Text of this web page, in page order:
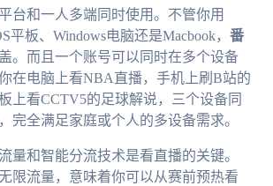
台和一人多端同时使用。不管你用
平板、Windows电脑还是Macbook， 番
。而且一个账号可以同时在多个设备
在电脑上看NBA直播，手机上刷B站的
上看CCTV5的足球解说，三个设备同
完全满足家庭或个人的多设备需求。
量和智能分流技术是看直播的关键。
限流量，意味着你可以从赛前预热看